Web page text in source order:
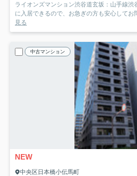
ライオンズマンション渋谷道玄坂：山手線渋
に入居できるので、お急ぎの方も安心してお
見る
中古マンション
NEW
中央区日本橋小伝馬町